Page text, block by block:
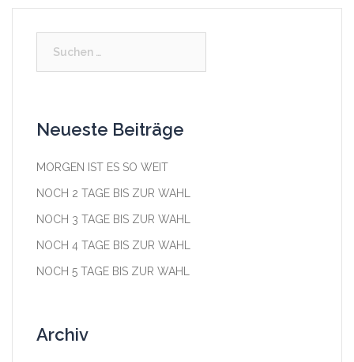
nach:
Neueste Beiträge
MORGEN IST ES SO WEIT
NOCH 2 TAGE BIS ZUR WAHL
NOCH 3 TAGE BIS ZUR WAHL
NOCH 4 TAGE BIS ZUR WAHL
NOCH 5 TAGE BIS ZUR WAHL
Archiv